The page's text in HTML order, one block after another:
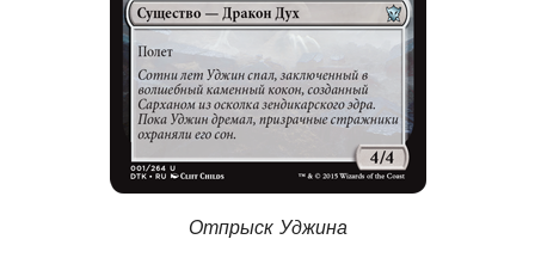
Отпрыск Уджина